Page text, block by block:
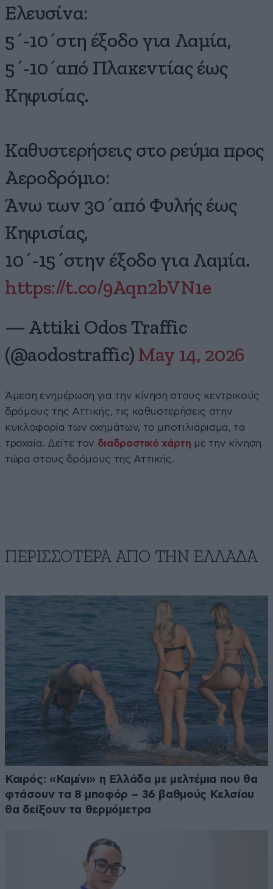
Ελευσίνα:
5΄-10΄στη έξοδο για Λαμία,
5΄-10΄από Πλακεντίας έως
Κηφισίας.
Καθυστερήσεις στο ρεύμα προς
Αεροδρόμιο:
Άνω των 30΄από Φυλής έως
Κηφισίας,
10΄-15΄στην έξοδο για Λαμία.
https://t.co/9Aqn2bVN1e
— Attiki Odos Traffic
(@aodostraffic) May 14, 2026
Άμεση ενημέρωση για την κίνηση στους κεντρικούς
δρόμους της Αττικής, τις καθυστερήσεις στην
κυκλοφορία των οχημάτων, το μποτιλιάρισμα, τα
τροχαία. Δείτε τον διαδραστικό χάρτη με την κίνηση
τώρα στους δρόμους της Αττικής.
ΠΕΡΙΣΣΟΤΕΡΑ ΑΠΟ ΤΗΝ ΕΛΛΑΔΑ
Καιρός: «Καμίνι» η Ελλάδα με μελτέμια που θα
φτάσουν τα 8 μποφόρ – 36 βαθμούς Κελσίου
θα δείξουν τα θερμόμετρα